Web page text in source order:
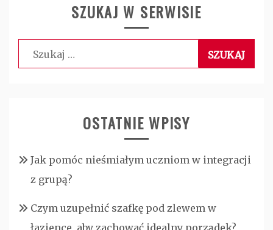
SZUKAJ W SERWISIE
Szukaj:
OSTATNIE WPISY
Jak pomóc nieśmiałym uczniom w integracji
z grupą?
Czym uzupełnić szafkę pod zlewem w